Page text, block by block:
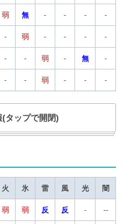
弱 無 - - - -
- 弱 - - - -
- - 弱 - 無 -
- - 弱 - - -
タップで開閉)
火 氷 雷 風 光 闇
弱 弱 反 反 - --